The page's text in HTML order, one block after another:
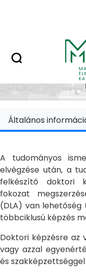
Doktori
Általános
A tudományos
elvégzése után, a
felkészítő doktori
fokozat
(DLA) van
többciklusú képzés
Doktori képzésre az
vagy azzal
és